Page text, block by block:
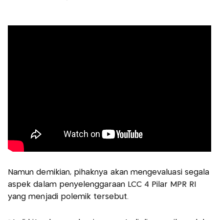
Namun demikian, pihaknya akan mengevaluasi segala
aspek dalam penyelenggaraan LCC 4 Pilar MPR RI
yang menjadi polemik tersebut.